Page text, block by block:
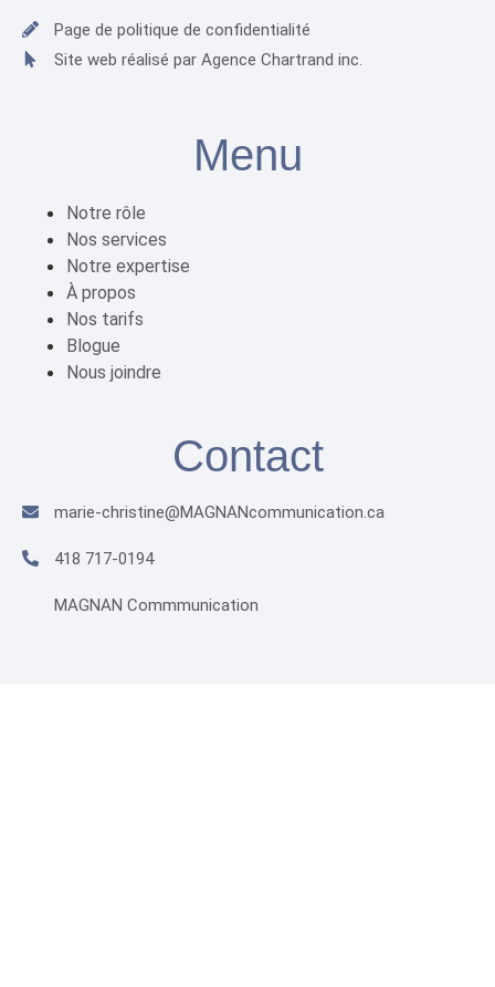
Page de politique de confidentialité
Site web réalisé par Agence Chartrand inc.
Menu
Notre rôle
Nos services
Notre expertise
À propos
Nos tarifs
Blogue
Nous joindre
Contact
marie-christine@MAGNANcommunication.ca​
418 717-0194
MAGNAN Commmunication